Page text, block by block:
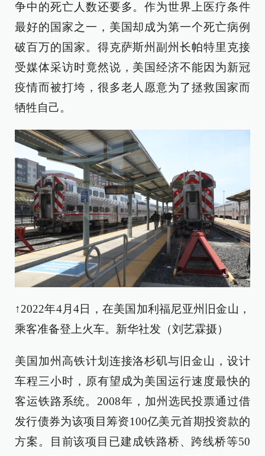
争中的死亡人数还要多。作为世界上医疗条件
最好的国家之一，美国却成为第一个死亡病例
破百万的国家。得克萨斯州副州长帕特里克接
受媒体采访时竟然说，美国经济不能因为新冠
疫情而被打垮，很多老人愿意为了拯救国家而
牺牲自己。
↑2022年4月4日，在美国加利福尼亚州旧金山，
乘客准备登上火车。新华社发（刘艺霖摄）
美国加州高铁计划连接洛杉矶与旧金山，设计
车程三小时，原有望成为美国运行速度最快的
客运铁路系统。2008年，加州选民投票通过借
发行债券为该项目筹资100亿美元首期投资款的
方案。目前该项目已建成铁路桥、跨线桥等50